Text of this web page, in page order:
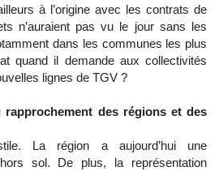
à l’origine avec les contrats de
n’auraient pas vu le jour sans les
dans les communes les plus
quand il demande aux collectivités
lignes de TGV ?
rapprochement des régions et des
La région a aujourd’hui une
sol. De plus, la représentation